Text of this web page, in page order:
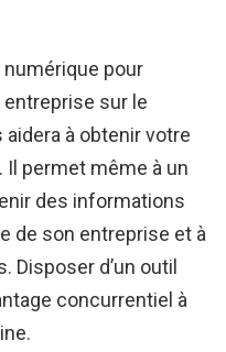
pour
sur le
à obtenir votre
Il permet même à un
des informations
de son entreprise et à
Disposer d’un outil
concurrentiel à